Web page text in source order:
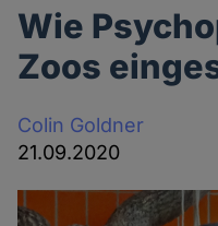
Wie
Zoos
Colin Goldner
21.09.2020